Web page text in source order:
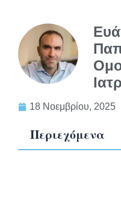
18 Νοεμβρίου, 2025
Περιεχόμενα